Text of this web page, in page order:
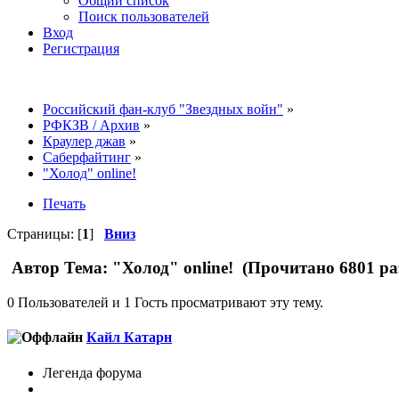
Поиск пользователей
Вход
Регистрация
Российский фан-клуб "Звездных войн" »
РФКЗВ / Архив »
Краулер джав »
Саберфайтинг »
"Холод" online!
Печать
Страницы: [1] Вниз
Автор Тема: "Холод" online! (Прочитано 6801
0 Пользователей и 1 Гость просматривают эту тему.
Кайл Катарн
Легенда форума